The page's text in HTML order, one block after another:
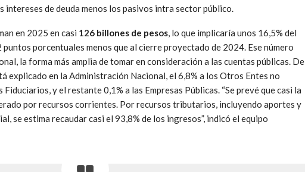
intereses de deuda menos los pasivos intra sector público.
en 2025 en casi 126 billones de pesos, lo que implicaría unos 16,5% del
porcentuales menos que al cierre proyectado de 2024. Ese número
la forma más amplia de tomar en consideración a las cuentas públicas. De
explicado en la Administración Nacional, el 6,8% a los Otros Entes no
y el restante 0,1% a las Empresas Públicas. “Se prevé que casi la
por recursos corrientes. Por recursos tributarios, incluyendo aportes y
se estima recaudar casi el 93,8% de los ingresos”, indicó el equipo